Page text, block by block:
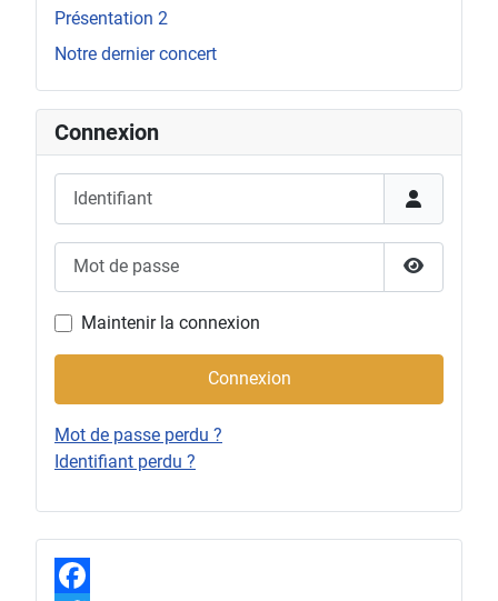
Présentation 2
Notre dernier concert
Connexion
Afficher le
Maintenir la connexion
Connexion
Mot de passe perdu ?
Identifiant perdu ?